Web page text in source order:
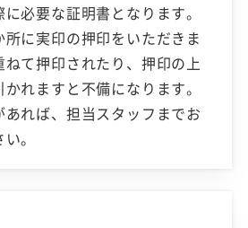
必要な証明書となります。
に実印の押印をいただきま
て押印されたり、押印の上
れますと不備になります。
れば、担当スタッフまでお
。